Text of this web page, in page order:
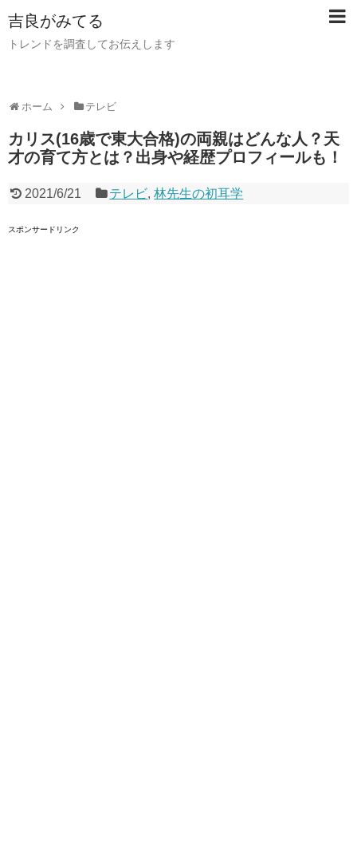
吉良がみてる
トレンドを調査してお伝えします
ホーム テレビ
カリス(16歳で東大合格)の両親はどんな人？天
才の育て方とは？出身や経歴プロフィールも！
2021/6/21 テレビ,林先生の初耳学
スポンサードリンク